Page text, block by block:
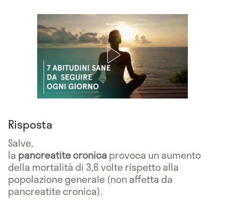
Risposta
Salve,
la pancreatitecronica provoca un aumento
della mortalità di 3,6 volte rispetto alla
popolazione generale (non affetta da
pancreatite cronica).